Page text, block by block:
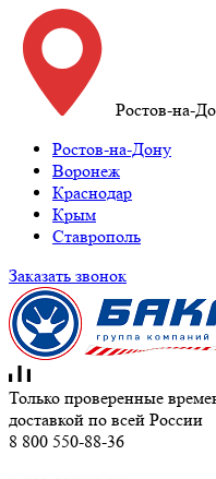
Ростов-на-
Ростов-на-Дону
Воронеж
Краснодар
Крым
Ставрополь
Заказать звонок
Только проверенные
доставкой по всей России
8 800 550-88-36